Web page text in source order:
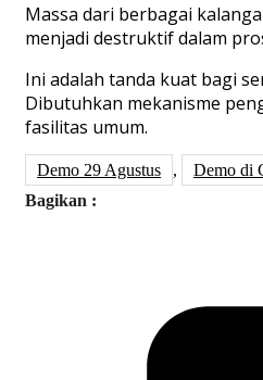
Massa dari berbagai
menjadi destruktif dalam
Ini adalah tanda kuat bagi
Dibutuhkan mekanisme
fasilitas umum.
Demo 29 Agustus , Demo di
Bagikan :